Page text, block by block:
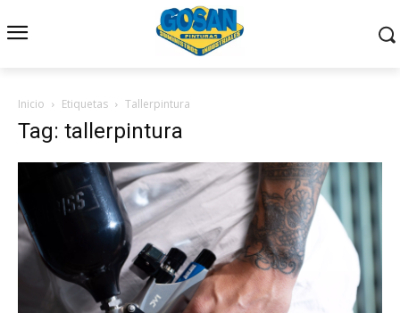
Inicio Etiquetas Tallerpintura
Tag: tallerpintura